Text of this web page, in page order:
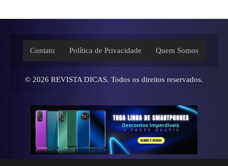
Contato Política de Privacidade Quem Somos
© 2026 REVISTA DICAS. Todos os direitos reservados.